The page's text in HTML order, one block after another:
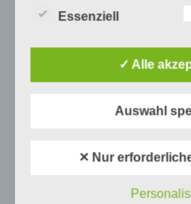
unter anderem die
a) personenbezogene
Informationen, die
Als identifizierbar
insbesondere mittels
Essenziell
✓ Alle
Auswahl
✕ Nur